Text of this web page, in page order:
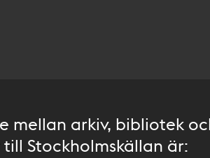
mellan arkiv, bibliotek
Stockholmskällan är: